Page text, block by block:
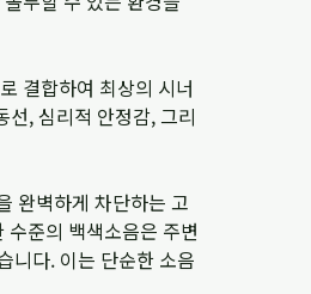
결합하여 최상의 시너
, 심리적 안정감, 그리
완벽하게 차단하는 고
준의 백색소음은 주변
니다. 이는 단순한 소음